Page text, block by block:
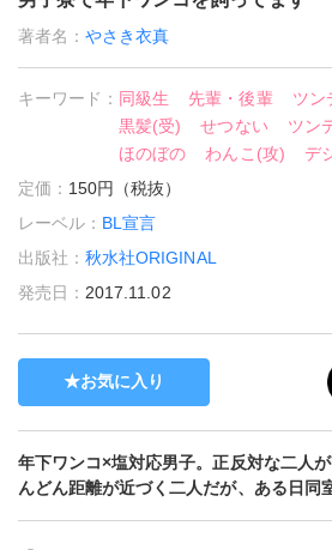
著者名：やさき衣真
キーワード： 同級生 先輩・後輩 ツン
黒髪(受)
せつない ツン
ほのぼの
わんこ(攻) デ
定価： 150円（税抜）
レーベル： BL宣言
出版社：秋水社ORIGINAL
発売日： 2017.11.02
お気に入り
年下ワンコ×塩対応男子。正反対な二人
んどん距離が近づく二人だが、ある日